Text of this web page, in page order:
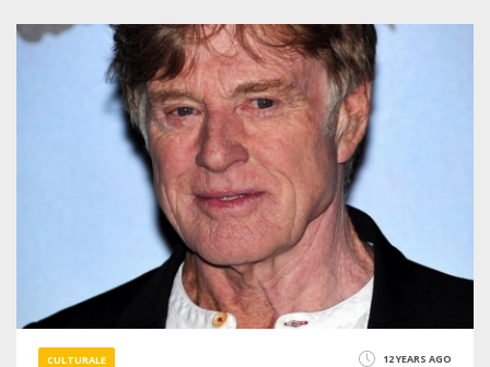
1
CULTURALE 12 YEARS AGO